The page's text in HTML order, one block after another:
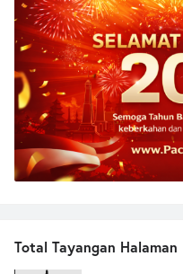
Total Tayangan Halaman